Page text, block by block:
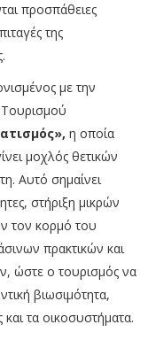
προσπάθειες
της
με την
Τουρισμού
η οποία
μοχλός θετικών
Αυτό σημαίνει
στήριξη μικρών
τον κορμό του
πρακτικών και
ώστε ο τουρισμός να
βιωσιμότητα,
και τα οικοσυστήματα.